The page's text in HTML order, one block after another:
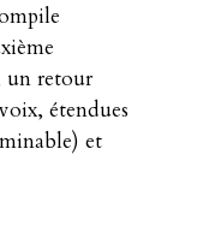
un retour
étendues
et